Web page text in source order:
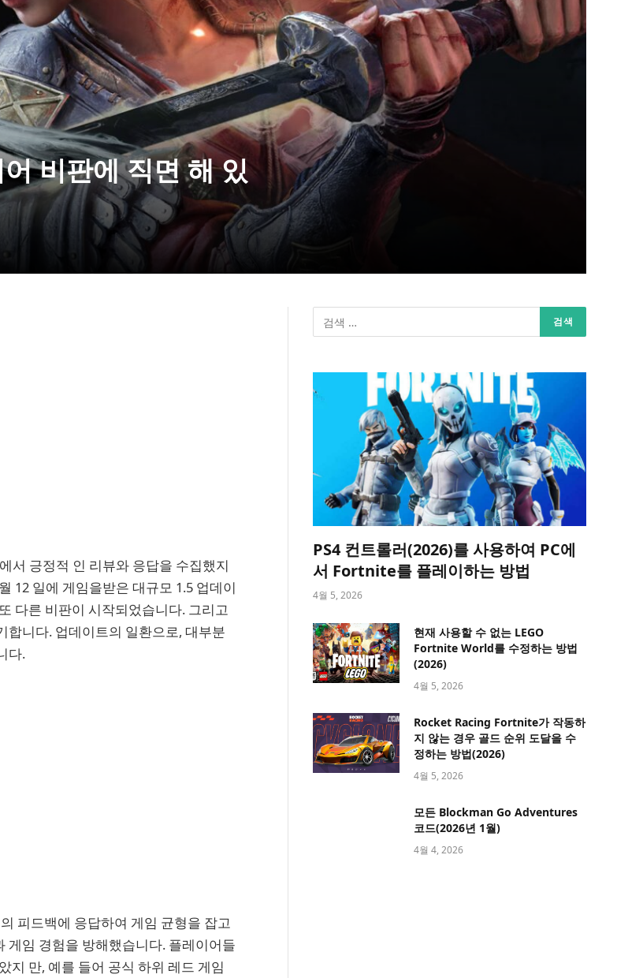
비판에 직면 해 있
서 긍정적 인 리뷰와 응답을 수집했지
12 일에 게임을받은 대규모 1.5 업데이
다른 비판이 시작되었습니다. 그리고
합니다. 업데이트의 일환으로, 대부분
다.
피드백에 응답하여 게임 균형을 잡고
임 경험을 방해했습니다. 플레이어들
지 만, 예를 들어 공식 하위 레드 게임
PS4 컨트롤러(2026)를 사용하여 PC에
서 Fortnite를 플레이하는 방법
4월 5, 2026
현재 사용할 수 없는 LEGO
Fortnite World를 수정하는 방법
(2026)
4월 5, 2026
Rocket Racing Fortnite가 작동하
지 않는 경우 골드 순위 도달을 수
정하는 방법(2026)
4월 5, 2026
모든 Blockman Go Adventures
코드(2026년 1월)
4월 4, 2026